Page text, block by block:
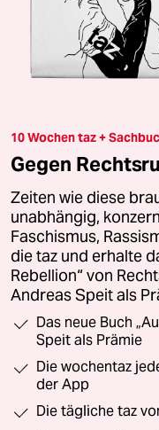
10 Wochen taz +
Gegen
Zeiten wie diese
unabhängig,
Faschismus,
die taz und erhalte
Rebellion“ von
Andreas Speit als
Das neue Buch
Speit als Prämie
Die wochentaz
der App
Die tägliche taz